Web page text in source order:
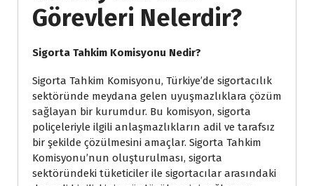
Görevleri Nelerdir?
Sigorta Tahkim Komisyonu Nedir?
Sigorta Tahkim Komisyonu, Türkiye’de sigortacılık
sektöründe meydana gelen uyuşmazlıklara çözüm
sağlayan bir kurumdur. Bu komisyon, sigorta
poliçeleriyle ilgili anlaşmazlıkların adil ve tarafsız
bir şekilde çözülmesini amaçlar. Sigorta Tahkim
Komisyonu’nun oluşturulması, sigorta
sektöründeki tüketiciler ile sigortacılar arasındaki